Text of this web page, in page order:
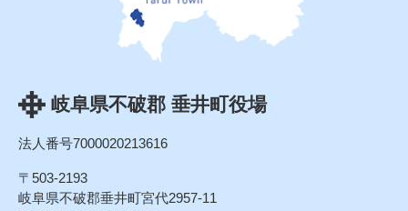
岐阜県不破郡 垂井町役場
法人番号7000020213616
〒503-2193
岐阜県不破郡垂井町宮代2957-11